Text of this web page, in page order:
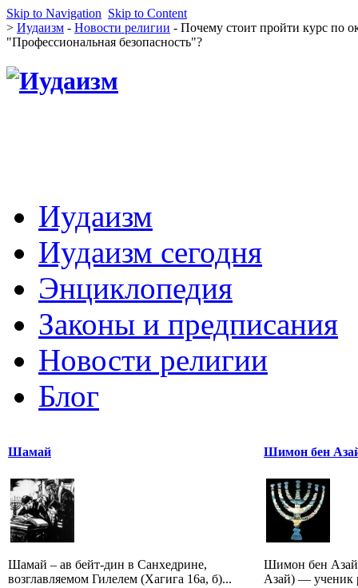
Skip to Navigation Skip to Content
> Иудаизм - Новости религии - Почему стоит пройти курс по
"Профессиональная безопасность"?
Иудаизм
Иудаизм сегодня
Энциклопедия
Законы и предписания
Новости религии
Блог
Шамай
Шамай – ав бейт-дин в Санхедрине,
возглавляемом Гилелем (Хагига 16а, б)...
Шимон бен
Шимон бен
Азай) — ученик